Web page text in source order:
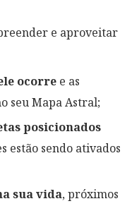
e aproveitar
ocorre e as
seu Mapa Astral;
posicionados
estão sendo ativados
sua vida, próximos